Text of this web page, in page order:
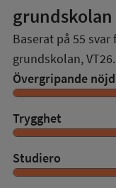
grundskolan
Baserat på 55 svar
grundskolan,VT26
Övergripande
Trygghet
Studiero